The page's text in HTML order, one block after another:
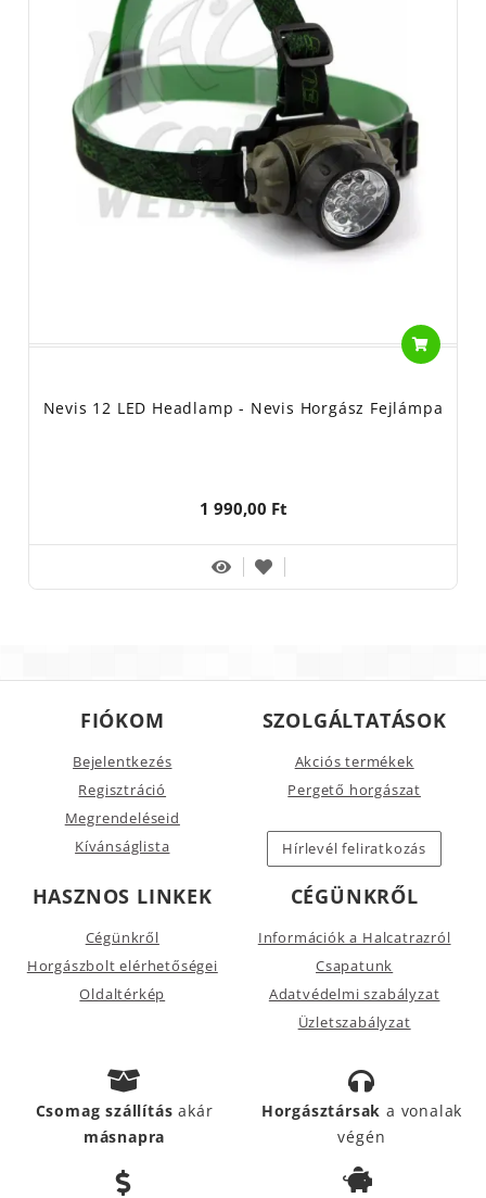
Nevis 12 LED Headlamp - Nevis Horgász Fejlámpa
1 990,00 Ft
FIÓKOM
Bejelentkezés
Regisztráció
Megrendeléseid
Kívánságlista
SZOLGÁLTATÁSOK
Akciós termékek
Pergető horgászat
Hírlevél feliratkozás
HASZNOS LINKEK
Cégünkről
Horgászbolt elérhetőségei
Oldaltérkép
CÉGÜNKRŐL
Információk a Halcatrazról
Csapatunk
Adatvédelmi szabályzat
Üzletszabályzat
Csomag szállításakár
másnapra
Horgásztársak a vonalak
végén